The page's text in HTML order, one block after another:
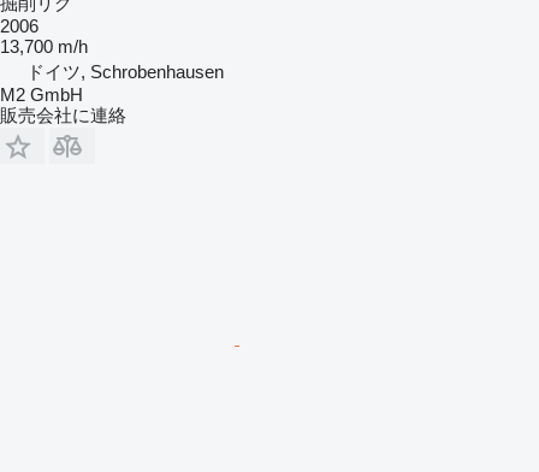
2006
13,700 m/h
ドイツ, Schrobenhausen
M2 GmbH
販売会社に連絡